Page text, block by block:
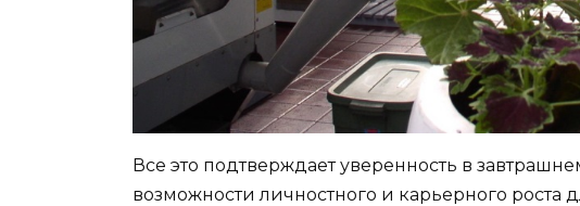
Все это подтверждает уверенность в
возможности личностного и карьерного роста